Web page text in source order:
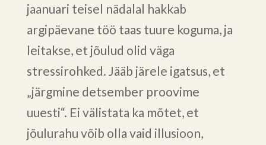
jaanuari teisel nädalal hakkab
argipäevane töö taas tuure koguma, ja
leitakse, et jõulud olid väga
stressirohked. Jääb järele igatsus, et
„järgmine detsember proovime
uuesti“. Ei välistata ka mõtet, et
jõulurahu võib olla vaid illusioon,